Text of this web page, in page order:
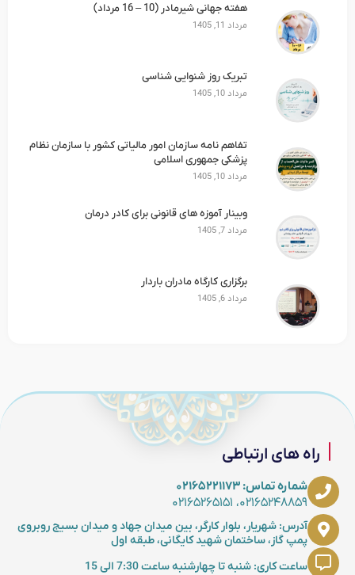
هفته جهانی شیرمادر (10 – 16 مرداد)
مرداد 11, 1405
تبریک روز شنوایی شناسی
مرداد 10, 1405
تفاهم نامه سازمان امور مالیاتی کشور با سازمان نظام
پزشکی جمهوری اسلامی
مرداد 10, 1405
وبینار آموزه های قانونی برای کادر درمان
مرداد 7, 1405
برگزاری کارگاه مادران باردار
مرداد 6, 1405
راه های ارتباطی
شماره تماس: ۰۲۱۶۵۲۲۱۱۷۳
۰۲۱۶۵۲۴۸۸۵۹، ۰۲۱۶۵۲۶۵۱۵۱
آدرس: شهریار، بلوار کارگر، بین میدان جهاد و میدان بسیج روبروی
پمپ گاز، ساختمان شهید کایگانی، طبقه اول
ساعت کاری: شنبه تا چهارشنبه ساعت 7:30 الی 15